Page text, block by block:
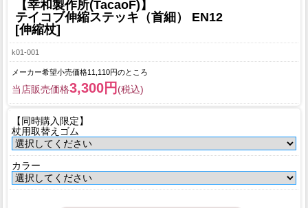
【幸和製作所(TacaoF)】
テイコブ伸縮ステッキ（首細） EN12
[伸縮杖]
k01-001
メーカー希望小売価格11,110円のところ
当店販売価格3,300円 (税込)
【同時購入限定】
杖用取替えゴム
カラー